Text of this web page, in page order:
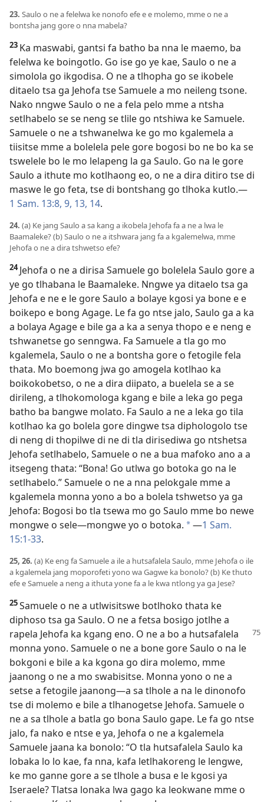
23. Saulo o ne a felelwa ke nonofo efe e e molemo, mme o ne a
bontsha jang gore o nna mabela?
23 Ka maswabi, gantsi fa batho ba nna le maemo, ba
felelwa ke boingotlo. Go ise go ye kae, Saulo o ne a
simolola go ikgodisa. O ne a tlhopha go se ikobele
ditaelo tsa ga Jehofa tse Samuele a mo neileng tsone.
Nako nngwe Saulo o ne a fela pelo mme a ntsha
setlhabelo se se neng se tlile go ntshiwa ke Samuele.
Samuele o ne a tshwanelwa ke go mo kgalemela a
tiisitse mme a bolelela pele gore bogosi bo ne bo ka se
tswelele bo le mo lelapeng la ga Saulo. Go na le gore
Saulo a ithute mo kotlhaong eo, o ne a dira ditiro tse di
maswe le go feta, tse di bontshang go tlhoka kutlo.—
1 Sam. 13:8, 9, 13, 14.
24. (a) Ke jang Saulo a sa kang a ikobela Jehofa fa a ne a lwa le
Baamaleke? (b) Saulo o ne a itshwara jang fa a kgalemelwa, mme
Jehofa o ne a dira tshwetso efe?
24Jehofa o ne a dirisa Samuele go bolelela Saulo gore a
ye go tlhabana le Baamaleke. Nngwe ya ditaelo tsa ga
Jehofa e ne e le gore Saulo a bolaye kgosi ya bone e e
boikepo e bong Agage. Le fa go ntse jalo, Saulo ga a ka
a bolaya Agage e bile ga a ka a senya thopo e e neng e
tshwanetse go senngwa. Fa Samuele a tla go mo
kgalemela, Saulo o ne a bontsha gore o fetogile fela
thata. Mo boemong jwa go amogela kotlhao ka
boikokobetso, o ne a dira diipato, a buelela se a se
dirileng, a tlhokomologa kgang e bile a leka go pega
batho ba bangwe molato. Fa Saulo a ne a leka go tila
kotlhao ka go bolela gore dingwe tsa diphologolo tse
di neng di thopilwe di ne di tla dirisediwa go ntshetsa
Jehofa setlhabelo, Samuele o ne a bua mafoko ano a a
itsegeng thata: “Bona! Go utlwa go botoka go na le
setlhabelo.” Samuele o ne a nna pelokgale mme a
kgalemela monna yono a bo a bolela tshwetso ya ga
Jehofa: Bogosi bo tla tsewa mo go Saulo mme bo newe
mongwe o sele—mongwe yo o botoka. *—1 Sam.
15:1-33.
25, 26. (a) Ke eng fa Samuele a ile a hutsafalela Saulo, mme Jehofa o ile
a kgalemela jang moporofeti yono wa Gagwe ka bonolo? (b) Ke thuto
efe e Samuele a neng a ithuta yone fa a le kwa ntlong ya ga Jese?
25Samuele o ne a utlwisitswe botlhoko thata ke
diphoso tsa ga Saulo. O ne a fetsa bosigo jotlhe a
rapela Jehofa ka kgang eno. O ne a bo a hutsafalela
monna yono. Samuele o ne a bone gore Saulo o na le
bokgoni e bile a ka kgona go dira molemo, mme
jaanong o ne a mo swabisitse. Monna yono o ne a
setse a fetogile jaanong—a sa tlhole a na le dinonofo
tse di molemo e bile a tlhanogetse Jehofa. Samuele o
ne a sa tlhole a batla go bona Saulo gape. Le fa go ntse
jalo, fa nako e ntse e ya, Jehofa o ne a kgalemela
Samuele jaana ka bonolo: “O tla hutsafalela Saulo ka
lobaka lo lo kae, fa nna, kafa letlhakoreng le lengwe,
ke mo ganne gore a se tlhole a busa e le kgosi ya
Iseraele? Tlatsa lonaka lwa gago ka leokwane mme o